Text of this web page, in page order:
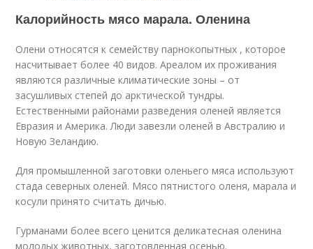
Калорийность мясо марала. Оленина
Олени относятся к семейству парнокопытных , которое
насчитывает более 40 видов. Ареалом их проживания
являются различные климатические зоны – от
засушливых степей до арктической тундры.
Естественными районами разведения оленей является
Евразия и Америка. Люди завезли оленей в Австралию и
Новую Зеландию.
Для промышленной заготовки оленьего мяса используют
стада северных оленей. Мясо пятнистого оленя, марала и
косули принято считать дичью.
Гурманами более всего ценится деликатесная оленина
молодых животных, заготовленная осенью.